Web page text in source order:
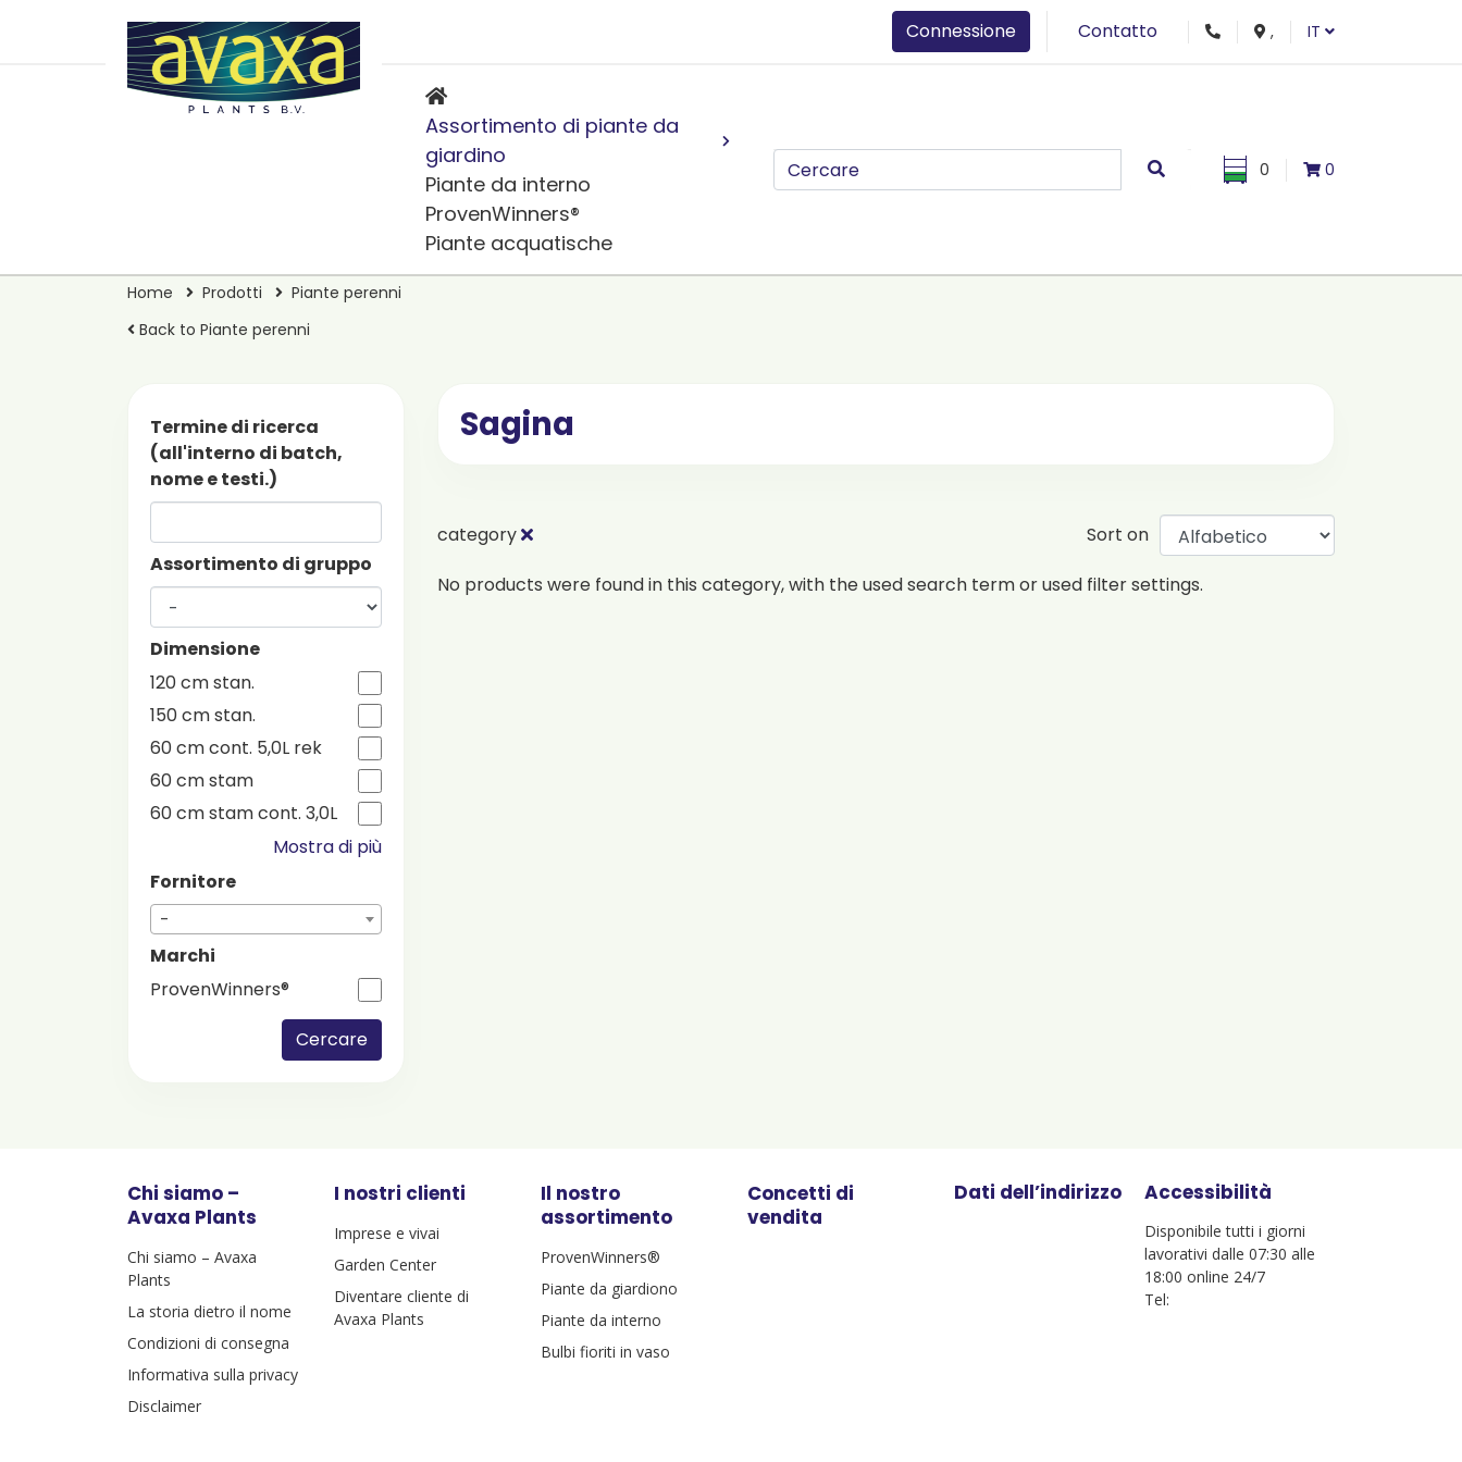
Connessione Contatto , IT
Assortimento di piante da
giardino
Piante da interno
ProvenWinners®
Piante acquatische
0 0
Home Prodotti
Piante perenni
Back to Piante perenni
Termine di ricerca
(all'interno di batch,
nome e testi.)
Assortimento di gruppo
Dimensione
120 cm stan.
150 cm stan.
60 cm cont. 5,0L rek
60 cm stam
60 cm stam cont. 3,0L
Mostra di più
Fornitore
-
Marchi
ProvenWinners®
Cercare
Sagina
category
Sort on
No products were found in this category, with the used search term or used filter settings.
Chi siamo –
Avaxa Plants
Chi siamo – Avaxa
Plants
La storia dietro il nome
Condizioni di consegna
Informativa sulla privacy
Disclaimer
I nostri clienti
Imprese e vivai
Garden Center
Diventare cliente di
Avaxa Plants
Il nostro
assortimento
ProvenWinners®
Piante da giardiono
Piante da interno
Bulbi fioriti in vaso
Concetti di
vendita
Dati dell’indirizzo Accessibilità
Disponibile tutti i giorni
lavorativi dalle 07:30 alle
18:00 online 24/7
Tel: